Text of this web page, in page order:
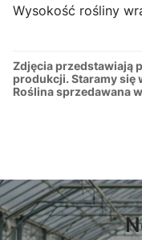
Wysokość rośliny
Zdjęcia przedstawiają
produkcji. Staramy się
Roślina sprzedawana